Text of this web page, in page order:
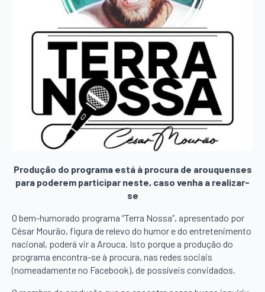
Produção do programa está à procura de arouquenses
para poderem participar neste, caso venha a realizar-
se
O bem-humorado programa “Terra Nossa”, apresentado por
César Mourão, figura de relevo do humor e do entretenimento
nacional, poderá vir a Arouca. Isto porque a produção do
programa encontra-se à procura, nas redes sociais
(nomeadamente no Facebook), de possíveis convidados.